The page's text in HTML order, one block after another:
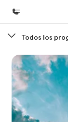
Bienvenido a EF
Programas
Ver todo lo que
Oficinas
Todos los